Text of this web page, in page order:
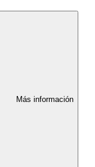
Más información